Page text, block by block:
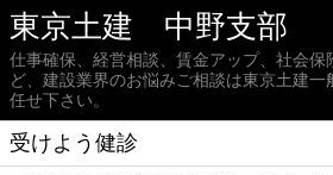
東京土建 中野支部
仕事確保、経営相談、賃金アップ、社会保
ど、建設業界のお悩みご相談は東京土建
任せ下さい。
受けよう健診